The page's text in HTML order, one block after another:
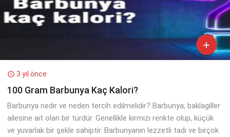

 3 yıl önce
100 Gram Barbunya Kaç Kalori?
Barbunya nedir ve neden tercih edilmelidir? Barbunya, baklagiller
ailesine ait olan bir türdür. Genellikle kırmızı renkte olup, küçük
ve yuvarlak bir şekle sahiptir. Barbunyanın lezzetli tadı ve birçok